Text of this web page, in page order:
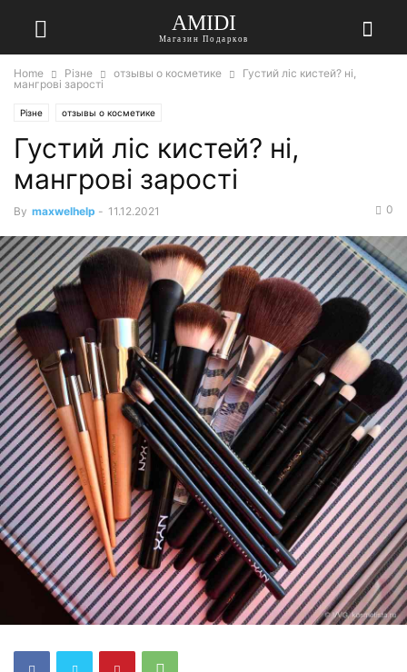
AMIDI
Магазин Подарков
Home Різне отзывы о косметике
Густий ліс кистей? ні,
мангрові зарості
Різне отзывы о косметике
Густий ліс кистей? ні,
мангрові зарості
By maxwelhelp - 11.12.2021 0